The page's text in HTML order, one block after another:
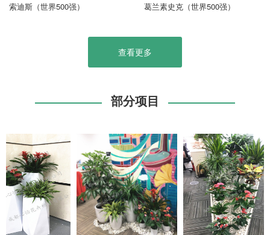
索迪斯（世界500强）
葛兰素史克（世界500强）
查看更多
部分项目